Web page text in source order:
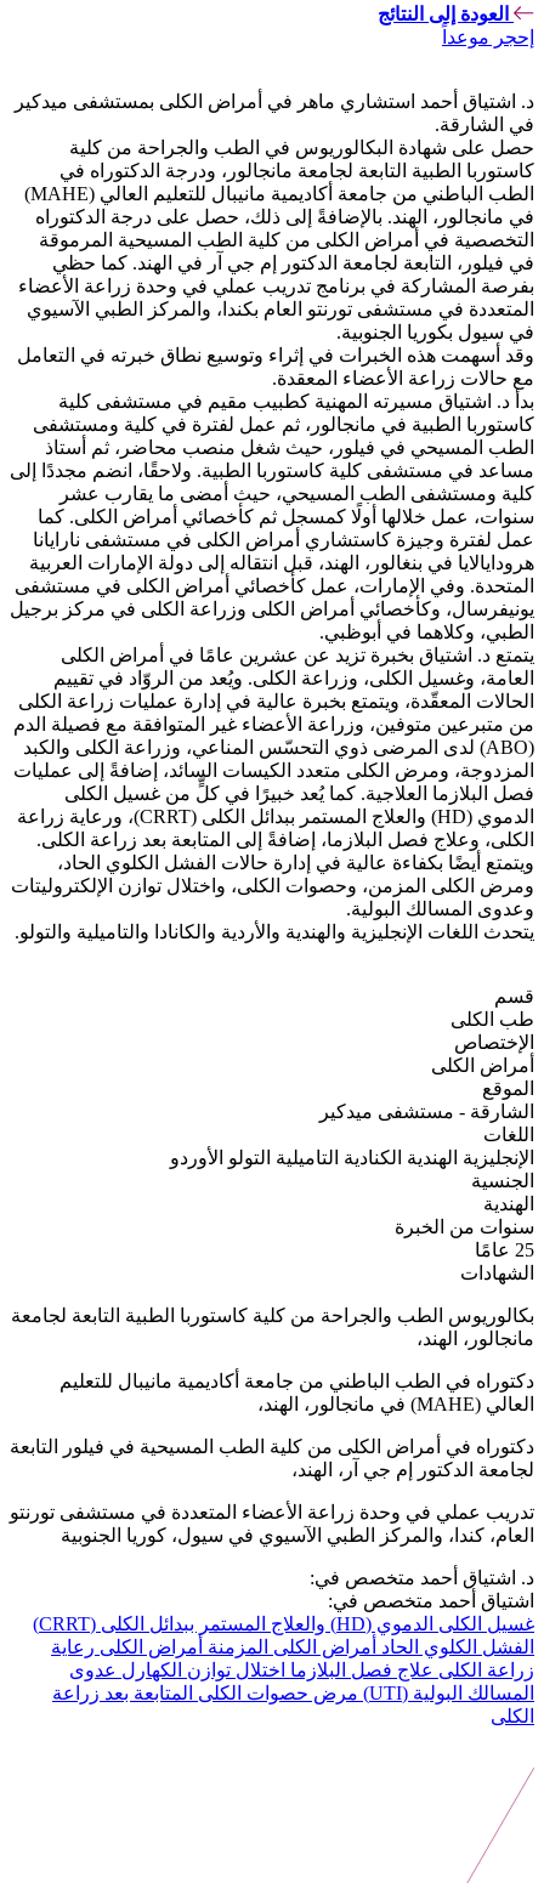
العودة إلى النتائج
إحجر موعداً
د. اشتياق أحمد استشاري ماهر في أمراض الكلى بمستشفى ميدكير
في الشارقة.
حصل على شهادة البكالوريوس في الطب والجراحة من كلية
كاستوربا الطبية التابعة لجامعة مانجالور، ودرجة الدكتوراه في
الطب الباطني من جامعة أكاديمية مانيبال للتعليم العالي (MAHE)
في مانجالور، الهند. بالإضافةً إلى ذلك، حصل على درجة الدكتوراه
التخصصية في أمراض الكلى من كلية الطب المسيحية المرموقة
في فيلور، التابعة لجامعة الدكتور إم جي آر في الهند. كما حظي
بفرصة المشاركة في برنامج تدريب عملي في وحدة زراعة الأعضاء
المتعددة في مستشفى تورنتو العام بكندا، والمركز الطبي الآسيوي
في سيول بكوريا الجنوبية.
وقد أسهمت هذه الخبرات في إثراء وتوسيع نطاق خبرته في التعامل
مع حالات زراعة الأعضاء المعقدة.
بدأ د. اشتياق مسيرته المهنية كطبيب مقيم في مستشفى كلية
كاستوربا الطبية في مانجالور، ثم عمل لفترة في كلية ومستشفى
الطب المسيحي في فيلور، حيث شغل منصب محاضر، ثم أستاذ
مساعد في مستشفى كلية كاستوربا الطبية. ولاحقًا، انضم مجددًا إلى
كلية ومستشفى الطب المسيحي، حيث أمضى ما يقارب عشر
سنوات، عمل خلالها أولًا كمسجل ثم كأخصائي أمراض الكلى. كما
عمل لفترة وجيزة كاستشاري أمراض الكلى في مستشفى نارايانا
هرودايالايا في بنغالور، الهند، قبل انتقاله إلى دولة الإمارات العربية
المتحدة. وفي الإمارات، عمل كأخصائي أمراض الكلى في مستشفى
يونيفرسال، وكأخصائي أمراض الكلى وزراعة الكلى في مركز برجيل
الطبي، وكلاهما في أبوظبي.
يتمتع د. اشتياق بخبرة تزيد عن عشرين عامًا في أمراض الكلى
العامة، وغسيل الكلى، وزراعة الكلى. ويُعد من الروّاد في تقييم
الحالات المعقّدة، ويتمتع بخبرة عالية في إدارة عمليات زراعة الكلى
من متبرعين متوفين، وزراعة الأعضاء غير المتوافقة مع فصيلة الدم
(ABO) لدى المرضى ذوي التحسّس المناعي، وزراعة الكلى والكبد
المزدوجة، ومرض الكلى متعدد الكيسات السائد، إضافةً إلى عمليات
فصل البلازما العلاجية. كما يُعد خبيرًا في كلٍّ من غسيل الكلى
الدموي (HD) والعلاج المستمر ببدائل الكلى (CRRT)، ورعاية زراعة
الكلى، وعلاج فصل البلازما، إضافةً إلى المتابعة بعد زراعة الكلى.
ويتمتع أيضًا بكفاءة عالية في إدارة حالات الفشل الكلوي الحاد،
ومرض الكلى المزمن، وحصوات الكلى، واختلال توازن الإلكتروليتات
وعدوى المسالك البولية.
يتحدث اللغات الإنجليزية والهندية والأردية والكانادا والتاميلية والتولو.
قسم
طب الكلى
الإختصاص
أمراض الكلى
الموقع
الشارقة - مستشفى ميدكير
اللغات
الإنجليزية الهندية الكنادية التاميلية التولو الأوردو
الجنسية
الهندية
سنوات من الخبرة
25 عامًا
الشهادات
بكالوريوس الطب والجراحة من كلية كاستوربا الطبية التابعة لجامعة
مانجالور، الهند،
دكتوراه في الطب الباطني من جامعة أكاديمية مانيبال للتعليم
العالي (MAHE) في مانجالور، الهند،
دكتوراه في أمراض الكلى من كلية الطب المسيحية في فيلور التابعة
لجامعة الدكتور إم جي آر، الهند،
تدريب عملي في وحدة زراعة الأعضاء المتعددة في مستشفى تورنتو
العام، كندا، والمركز الطبي الآسيوي في سيول، كوريا الجنوبية
د. اشتياق أحمد متخصص في:
اشتياق أحمد متخصص في:
غسيل الكلى الدموي (HD) والعلاج المستمر ببدائل الكلى (CRRT)
الفشل الكلوي الحاد أمراض الكلى المزمنة أمراض الكلى رعاية
زراعة الكلى علاج فصل البلازما اختلال توازن الكهارل عدوى
المسالك البولية (UTI)
مرض حصوات الكلى المتابعة بعد زراعة
الكلى